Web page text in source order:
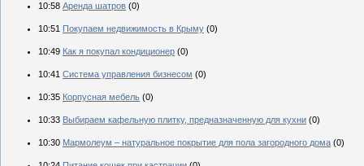
10:58 Аренда шатров (0)
10:51 Покупаем недвижимость в Крыму (0)
10:49 Как я покупал кондиционер (0)
10:41 Система управления бизнесом (0)
10:35 Корпусная мебель (0)
10:33 Выбираем кафельную плитку, предназначенную для кухни (0)
10:30 Мармолеум – натуральное покрытие для пола загородного дома (0)